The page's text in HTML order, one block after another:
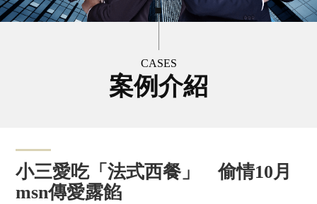
CASES
案例介紹
小三愛吃「法式西餐」 偷情10月
msn傳愛露餡